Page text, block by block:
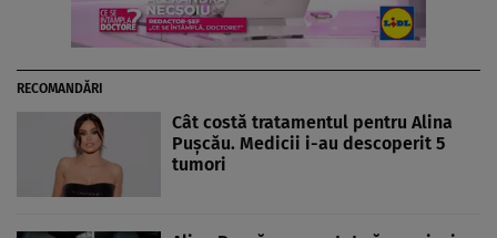
RECOMANDĂRI
Cât costă tratamentul pentru Alina
Pușcău. Medicii i-au descoperit 5
tumori